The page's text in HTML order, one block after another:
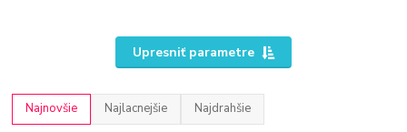
Upresniť parametre
Najnovšie Najlacnejšie Najdrahšie